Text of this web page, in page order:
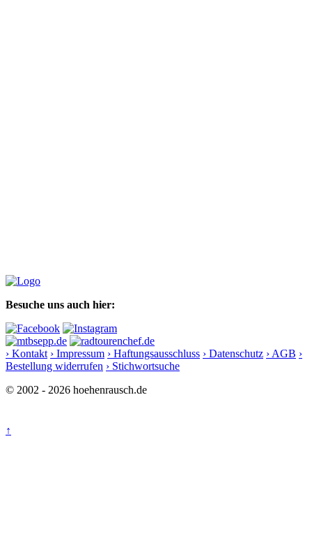
Besuche uns auch hier:
› Kontakt › Impressum › Haftungsausschluss › Datenschutz › AGB ›
Bestellung widerrufen › Stichwortsuche
© 2002 - 2026 hoehenrausch.de
↑